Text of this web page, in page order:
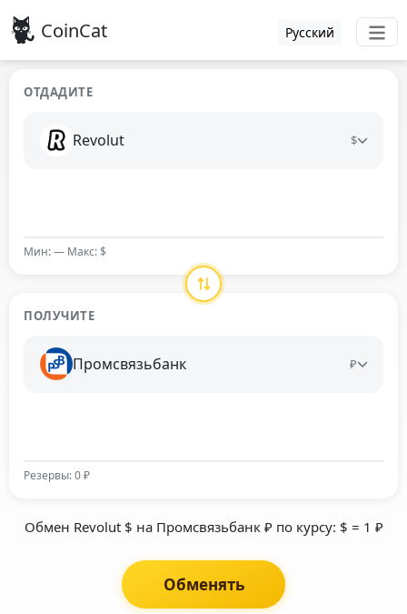
CoinCat Русский
ОТДАДИТЕ
Revolut $
Мин: — Макс: $
ПОЛУЧИТЕ
Промсвязьбанк ₽
Резервы: 0 ₽
Обмен Revolut $ на Промсвязьбанк ₽ по курсу: $ = 1 ₽
Обменять